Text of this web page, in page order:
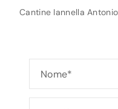
Cantine Iannella